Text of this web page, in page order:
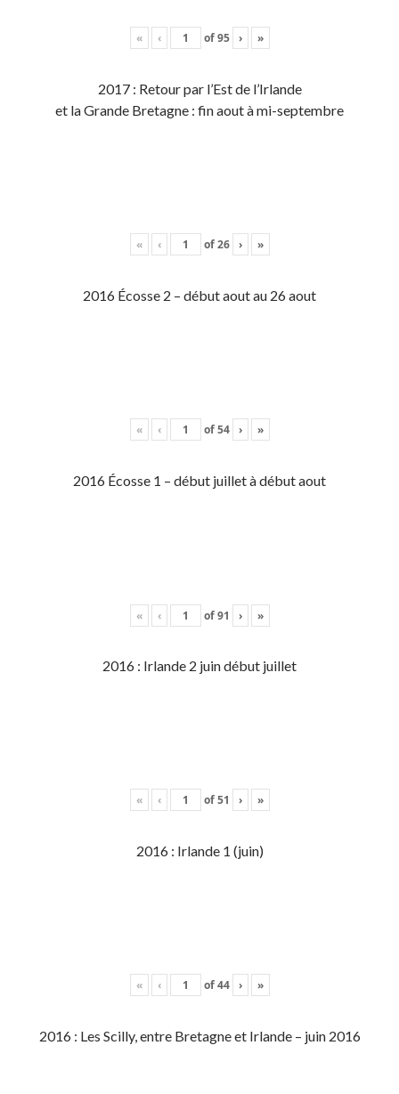
« ‹ of95 › »
2017 : Retour par l’Est de l’Irlande
et la Grande Bretagne : fin aout à mi-septembre
« ‹ of26 › »
2016 Écosse 2 – début aout au 26 aout
« ‹ of54 › »
2016 Écosse 1 – début juillet à début aout
« ‹ of91 › »
2016 : Irlande 2 juin début juillet
« ‹ of51 › »
2016 : Irlande 1 (juin)
« ‹ of44 › »
2016 : Les Scilly, entre Bretagne et Irlande – juin 2016